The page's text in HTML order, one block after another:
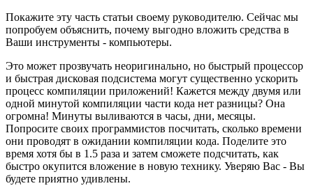
Покажите эту часть статьи своему руководителю. Сейчас мы
попробуем объяснить, почему выгодно вложить средства в
Ваши инструменты - компьютеры.
Это может прозвучать неоригинально, но быстрый процессор
и быстрая дисковая подсистема могут существенно ускорить
процесс компиляции приложений! Кажется между двумя или
одной минутой компиляции части кода нет разницы? Она
огромна! Минуты выливаются в часы, дни, месяцы.
Попросите своих программистов посчитать, сколько времени
они проводят в ожидании компиляции кода. Поделите это
время хотя бы в 1.5 раза и затем сможете подсчитать, как
быстро окупится вложение в новую технику. Уверяю Вас - Вы
будете приятно удивлены.